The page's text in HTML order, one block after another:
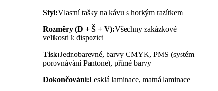
Styl:Vlastní tašky na kávu s horkým razítkem
Rozměry (D + Š + V):Všechny zakázkové
velikosti k dispozici
Tisk:Jednobarevné, barvy CMYK, PMS (systém
porovnávání Pantone), přímé barvy
Dokončování:Lesklá laminace, matná laminace